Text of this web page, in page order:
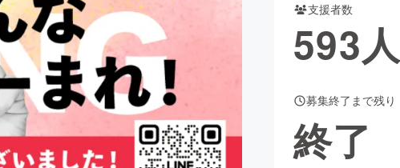
チャレンジ ビューティー・ヘルスケア
CAMPFIRE for Social Good CAMPFIRE Creation
CAMPFIREふるさと納税machi-yaコミュニティ
支援者数
593人
募集終了まで残り
終了